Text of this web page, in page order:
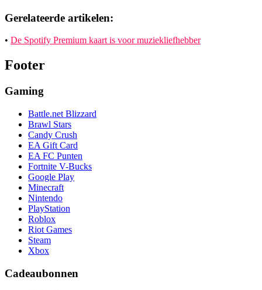
Gerelateerde artikelen:
• De Spotify Premium kaart is voor muziekliefhebber
Footer
Gaming
Battle.net Blizzard
Brawl Stars
Candy Crush
EA Gift Card
EA FC Punten
Fortnite V-Bucks
Google Play
Minecraft
Nintendo
PlayStation
Roblox
Riot Games
Steam
Xbox
Cadeaubonnen